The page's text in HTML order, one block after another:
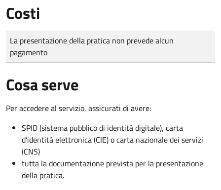
Costi
Tipo di pagamento
Importo
La presentazione della pratica non prevede alcun
pagamento
Cosa serve
Per accedere al servizio, assicurati di avere:
SPID (sistema pubblico di identità digitale), carta
d’identità elettronica (CIE) o carta nazionale dei servizi
(CNS)
tutta la documentazione prevista per la presentazione
della pratica.